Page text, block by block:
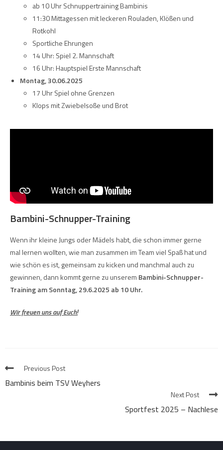
ab 10 Uhr Schnuppertraining Bambinis
11:30 Mittagessen mit leckeren Rouladen, Klößen und
Rotkohl
Sportliche Ehrungen
14 Uhr: Spiel 2. Mannschaft
16 Uhr: Hauptspiel Erste Mannschaft
Montag, 30.06.2025
17 Uhr Spiel ohne Grenzen
Klops mit Zwiebelsoße und Brot
Bambini-Schnupper-Training
Wenn ihr kleine Jungs oder Mädels habt, die schon immer gerne
mal lernen wollten, wie man zusammen im Team viel Spaß hat und
wie schön es ist, gemeinsam zu kicken und manchmal auch zu
gewinnen, dann kommt gerne zu unserem Bambini-Schnupper-
Training am Sonntag, 29.6.2025 ab 10 Uhr.
Wir freuen uns auf Euch!
Previous Post
Bambinis beim TSV Weyhers
Next Post
Sportfest 2025 – Nachlese